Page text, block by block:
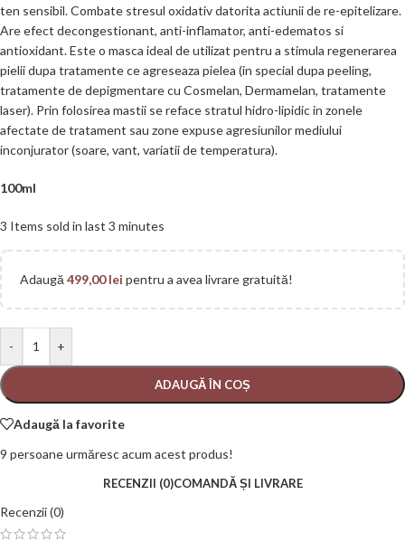
ten sensibil. Combate stresul oxidativ datorita actiunii de re-epitelizare.
Are efect decongestionant, anti-inflamator, anti-edematos si
antioxidant. Este o masca ideal de utilizat pentru a stimula regenerarea
pielii dupa tratamente ce agreseaza pielea (in special dupa peeling,
tratamente de depigmentare cu Cosmelan, Dermamelan, tratamente
laser). Prin folosirea mastii se reface stratul hidro-lipidic in zonele
afectate de tratament sau zone expuse agresiunilor mediului
inconjurator (soare, vant, variatii de temperatura).
100ml
3 Items sold in last 3 minutes
Adaugă 499,00lei pentru a avea livrare gratuită!
- +
ADAUGĂ ÎN COȘ
Adaugă la favorite
9 persoane urmăresc acum acest produs!
RECENZII (0)COMANDĂ ȘI LIVRARE
Recenzii (0)